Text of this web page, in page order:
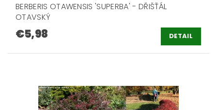
BERBERIS OTAWENSIS 'SUPERBA' - DŘIŠŤÁL
OTAVSKÝ
€5,98 DETAIL